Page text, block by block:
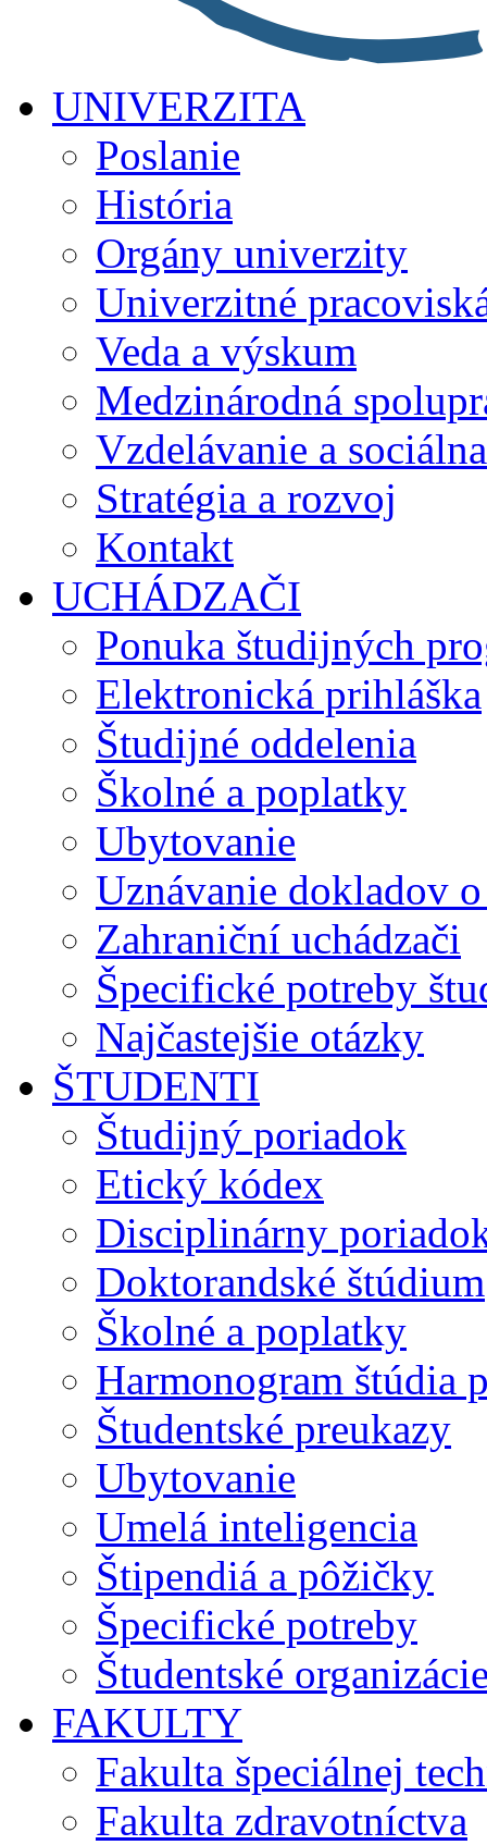
UNIVERZITA
Poslanie
História
Orgány univerzity
Univerzitné
Veda a výskum
Medzinárodná
Vzdelávanie a
Stratégia a rozvoj
Kontakt
UCHÁDZAČI
Ponuka študijných
Elektronická prihláška
Študijné oddelenia
Školné a poplatky
Ubytovanie
Uznávanie dokladov
Zahraniční uchádzači
Špecifické potreby
Najčastejšie otázky
ŠTUDENTI
Študijný poriadok
Etický kódex
Disciplinárny
Doktorandské štúdium
Školné a poplatky
Harmonogram štúdia
Študentské preukazy
Ubytovanie
Umelá inteligencia
Štipendiá a pôžičky
Špecifické potreby
Študentské
FAKULTY
Fakulta špeciálnej
Fakulta zdravotníctva